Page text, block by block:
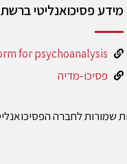
מידע פסיכואנליטי ברשת
for psychoanalysis
פסיכו-מדיה
שמורות לחברה